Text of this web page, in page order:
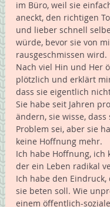
im Büro, weil sie
aneckt, den richtigen
und lieber schnell
würde, bevor sie von
rausgeschmissen wird.
Nach viel Hin und Her
plötzlich und erklärt
dass sie eigentlich
Sie habe seit Jahren
ändern, sie wisse, dass
Problem sei, aber sie
keine Hoffnung mehr.
Ich habe Hoffnung, ich
der ein Leben radikal
Ich habe den
sie beten soll. Wie
einem öffentlich-